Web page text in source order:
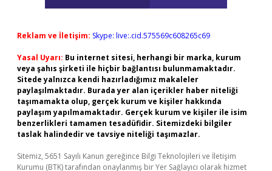
Reklam ve İletişim: Skype: live:.cid.575569c608265c69
Yasal Uyarı: Bu internet sitesi, herhangi bir marka, kurum
veya şahıs şirketi ile hiçbir bağlantısı bulunmamaktadır.
Sitede yalnızca kendi hazırladığımız makaleler
paylaşılmaktadır. Burada yer alan içerikler haber niteliği
taşımamakta olup, gerçek kurum ve kişiler hakkında
paylaşım yapılmamaktadır. Gerçek kurum ve kişiler ile isim
benzerlikleri tamamen tesadüfidir. Sitemizdeki bilgiler
taslak halindedir ve tavsiye niteliği taşımazlar.
Sitemiz, 5651 Sayılı Kanun gereğince Bilgi Teknolojileri ve İletişim
Kurumu (BTK) tarafından onaylanmış bir Yer Sağlayıcı olarak hizmet